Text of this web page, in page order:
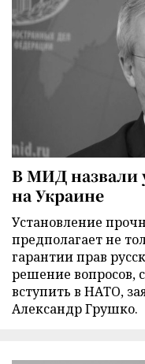
В МИД назвали
на Украине
Установление
предполагает не
гарантии прав
решение вопросов,
вступить в НАТО,
Александр Грушко.